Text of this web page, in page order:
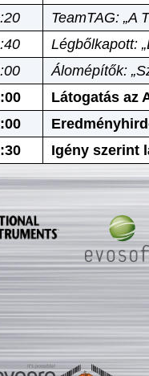
TeamTAG: „A
Légbőlkapott:
Álomépítők:
Látogatás az
Igény szerint